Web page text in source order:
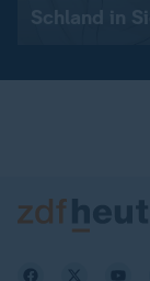
Schland in